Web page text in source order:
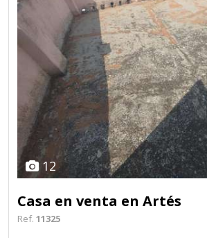
12
Casa en venta en Artés
Ref. 11325